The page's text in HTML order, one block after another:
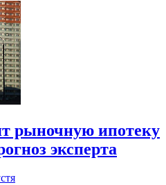
рыночную ипотеку
эксперта